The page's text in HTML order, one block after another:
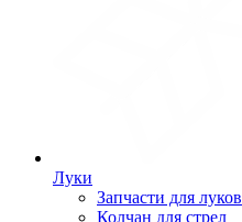
Луки
Запчасти для луков
Колчан для стрел